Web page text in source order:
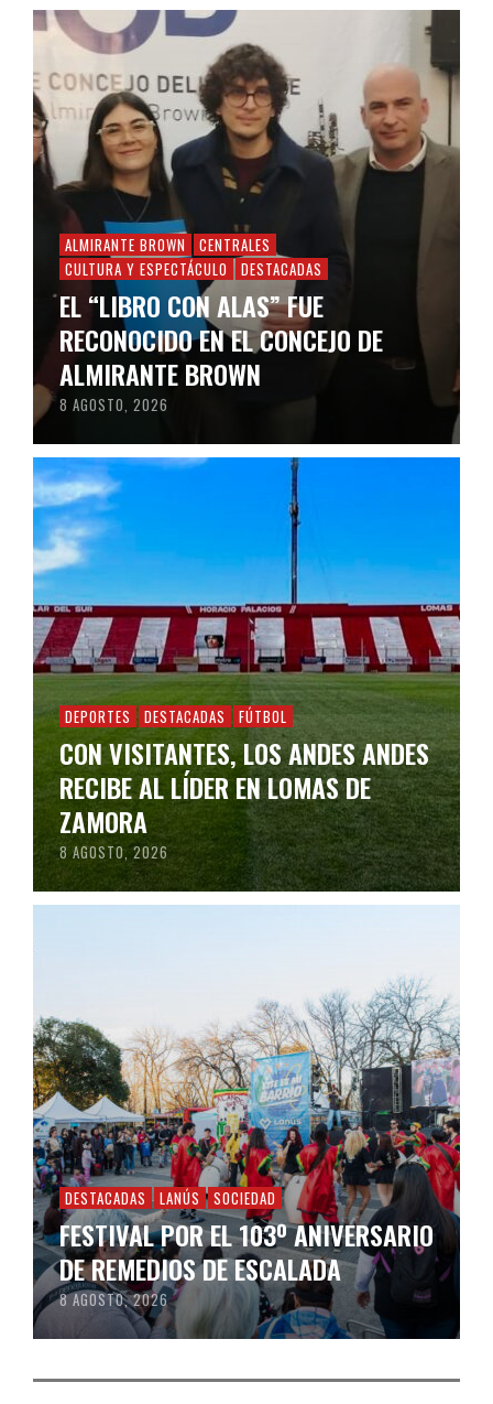
ALMIRANTE BROWN
CENTRALES
CULTURA Y ESPECTÁCULO
DESTACADAS
EL “LIBRO CON ALAS” FUE
RECONOCIDO EN EL CONCEJO DE
ALMIRANTE BROWN
8 AGOSTO, 2026
DEPORTES DESTACADAS FÚTBOL
CON VISITANTES, LOS ANDES ANDES
RECIBE AL LÍDER EN LOMAS DE
ZAMORA
8 AGOSTO, 2026
DESTACADAS LANÚS SOCIEDAD
FESTIVAL POR EL 103º ANIVERSARIO
DE REMEDIOS DE ESCALADA
8 AGOSTO, 2026